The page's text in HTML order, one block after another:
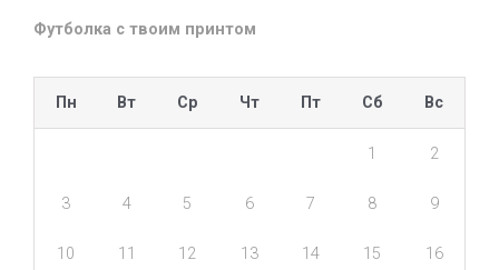
Футболка с твоим принтом
Пн Вт Ср Чт Пт Сб Вс
1 2
3 4 5 6 7 8 9
10 11 12 13 14 15 16